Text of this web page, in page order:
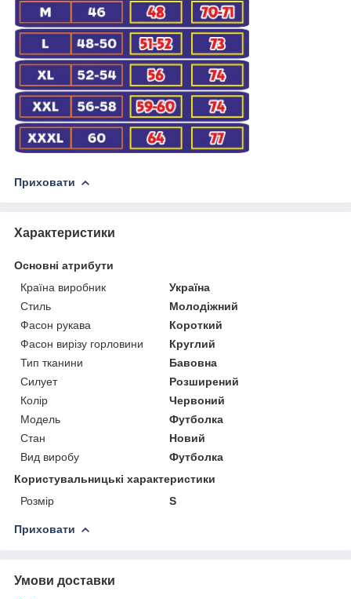
Приховати
Характеристики
Основні атрибути
Країна виробник
Україна
Стиль
Молодіжний
Фасон рукава
Короткий
Фасон вирізу горловини
Круглий
Тип тканини
Бавовна
Силует
Розширений
Колір
Червоний
Модель
Футболка
Стан
Новий
Вид виробу
Футболка
Користувальницькі характеристики
Розмір
S
Приховати
Умови доставки